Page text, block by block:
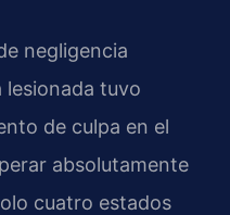
negligencia
tuvo
de culpa en el
absolutamente
cuatro estados